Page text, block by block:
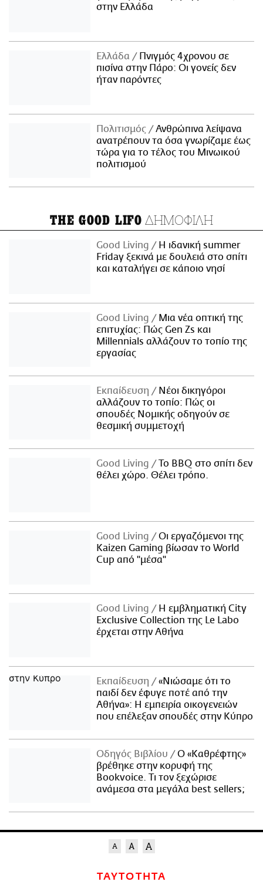
στην Ελλάδα
Ελλάδα
Πνιγμός 4χρονου σε
πισίνα στην Πάρο: Οι γονείς δεν
ήταν παρόντες
Πολιτισμός
Ανθρώπινα λείψανα
ανατρέπουν τα όσα γνωρίζαμε έως
τώρα για το τέλος του Μινωικού
πολιτισμού
THE GOOD LIFO ΔΗΜΟΦΙΛΗ
Good Living
Η ιδανική summer
Friday ξεκινά με δουλειά στο σπίτι
και καταλήγει σε κάποιο νησί
Good Living
Μια νέα οπτική της
επιτυχίας: Πώς Gen Zs και
Millennials αλλάζουν το τοπίο της
εργασίας
Εκπαίδευση
Νέοι δικηγόροι
αλλάζουν το τοπίο: Πώς οι
σπουδές Νομικής οδηγούν σε
θεσμική συμμετοχή
Good Living
Το BBQ στο σπίτι δεν
θέλει χώρο. Θέλει τρόπο.
Good Living
Οι εργαζόμενοι της
Kaizen Gaming βίωσαν το World
Cup από "μέσα"
Good Living
Η εμβληματική City
Exclusive Collection της Le Labo
έρχεται στην Αθήνα
Εκπαίδευση
«Νιώσαμε ότι το
παιδί δεν έφυγε ποτέ από την
Αθήνα»: Η εμπειρία οικογενειών
που επέλεξαν σπουδές στην Κύπρο
Οδηγός Βιβλίου
Ο «Καθρέφτης»
βρέθηκε στην κορυφή της
Bookvoice. Τι τον ξεχώρισε
ανάμεσα στα μεγάλα best sellers;
ΤΑΥΤΟΤΗΤΑ